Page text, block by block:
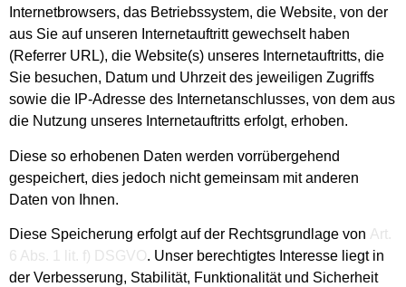
Internetbrowsers, das Betriebssystem, die Website, von der
aus Sie auf unseren Internetauftritt gewechselt haben
(Referrer URL), die Website(s) unseres Internetauftritts, die
Sie besuchen, Datum und Uhrzeit des jeweiligen Zugriffs
sowie die IP-Adresse des Internetanschlusses, von dem aus
die Nutzung unseres Internetauftritts erfolgt, erhoben.
Diese so erhobenen Daten werden vorrübergehend
gespeichert, dies jedoch nicht gemeinsam mit anderen
Daten von Ihnen.
Diese Speicherung erfolgt auf der Rechtsgrundlage von Art.
6 Abs. 1 lit. f) DSGVO. Unser berechtigtes Interesse liegt in
der Verbesserung, Stabilität, Funktionalität und Sicherheit